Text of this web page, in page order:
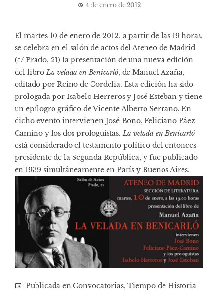
4 de enero de 2012
El martes 10 de enero de 2012, a partir de las 19 horas,
se celebra en el salón de actos delAteneo de Madrid
(c/ Prado, 21) la presentación de una nueva edición
del libroLa velada en Benicarló, de Manuel Azaña,
editado por Reino de Cordelia. Esta edición ha sido
prologada por Isabelo Herreros y José Esteban y tiene
un epílogro gráfico de Vicente Alberto Serrano. En
dicho evento intervienen José Bono, Feliciano Páez-
Camino y los dos prologuistas.La velada en Benicarló
está considerado el testamento político del entonces
presidente de la Segunda República, y fue publicado
en 1939 simultáneamente en París y Buenos Aires.
Publicada en Convocatorias, Tiempo de Historia